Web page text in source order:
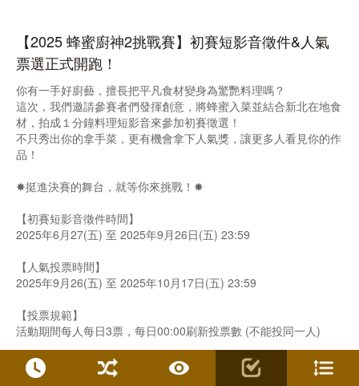
【2025 蜂蜜廚神2挑戰賽】初賽短影音徵件&人氣
票選正式開跑！
你有一手好廚藝，擅長把平凡食材變身為驚艷料理嗎？
這次，我們邀請參賽者們發揮創意，將蜂蜜入菜並結合新北在地食
材，拍成１分鐘料理短影音來參加初賽徵選！
不只秀出你的拿手菜，更有機會拿下人氣獎，讓更多人看見你的作
品！
✸挺進決賽的舞台，就等你來挑戰！✸
【初賽短影音徵件時間】
2025年6月27(五) 至 2025年9月26日(五) 23:59
【人氣投票時間】
2025年9月26(五) 至 2025年10月17日(五) 23:59
【投票規範】
活動期間每人每日3票，每日00:00刷新投票數 (不能投同一人)
【入選決賽及人氣獎公布】
入選決賽公布時間2025年10月17日(二) 中午12:00